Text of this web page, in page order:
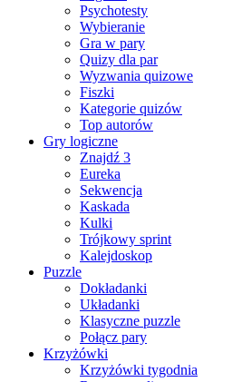
Psychotesty
Wybieranie
Gra w pary
Quizy dla par
Wyzwania quizowe
Fiszki
Kategorie quizów
Top autorów
Gry logiczne
Znajdź 3
Eureka
Sekwencja
Kaskada
Kulki
Trójkowy sprint
Kalejdoskop
Puzzle
Dokładanki
Układanki
Klasyczne puzzle
Połącz pary
Krzyżówki
Krzyżówki tygodnia